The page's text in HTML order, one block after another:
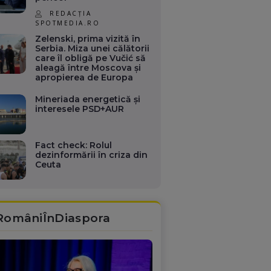
REDACȚIA
SPOTMEDIA.RO
Zelenski, prima vizită în
Serbia. Miza unei călătorii
care îl obligă pe Vučić să
aleagă între Moscova și
apropierea de Europa
Mineriada energetică și
interesele PSD+AUR
Fact check: Rolul
dezinformării în criza din
Ceuta